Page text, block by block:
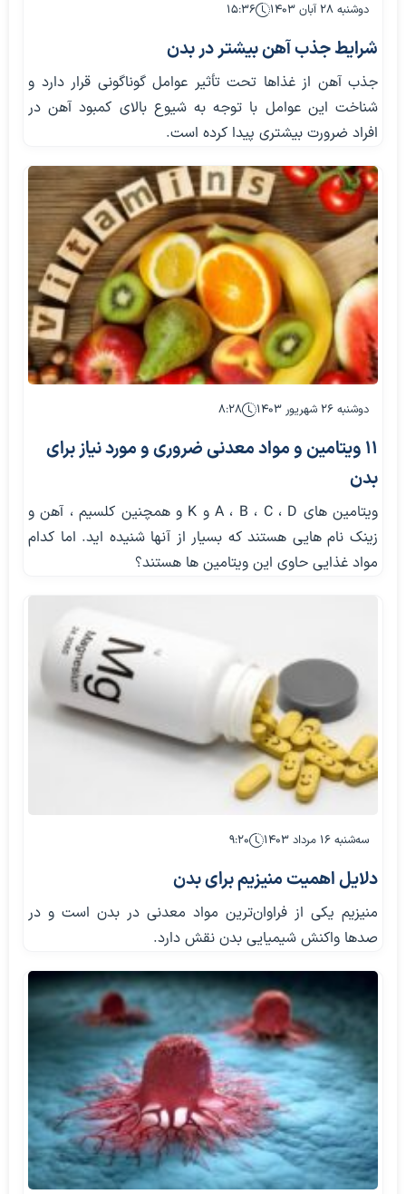
دوشنبه ۲۸ آبان ۱۴۰۳ ۱۵:۳۶
شرایط جذب آهن بیشتر در بدن
جذب آهن از غذاها تحت تأثیر عوامل گوناگونی قرار دارد و
شناخت این عوامل با توجه به شیوع بالای کمبود آهن در
افراد ضرورت بیشتری پیدا کرده است.
دوشنبه ۲۶ شهریور ۱۴۰۳ ۸:۲۸
11 ویتامین و مواد معدنی ضروری و مورد نیاز برای
بدن
ویتامین های A ، B ، C ، D و K و همچنین کلسیم ، آهن و
زینک نام هایی هستند که بسیار از آنها شنیده اید. اما کدام
مواد غذایی حاوی این ویتامین ها هستند؟
سه‌شنبه ۱۶ مرداد ۱۴۰۳ ۹:۲۰
دلایل اهمیت منیزیم برای بدن
منیزیم یکی از فراوان‌ترین مواد معدنی در بدن است و در
صدها واکنش شیمیایی بدن نقش دارد.